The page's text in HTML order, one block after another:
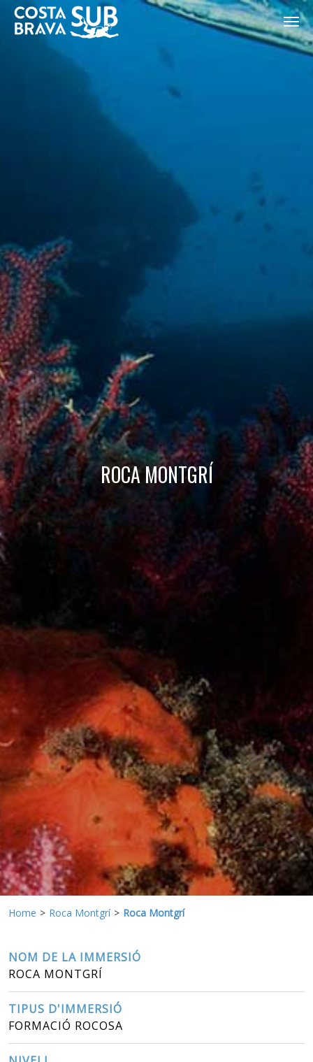
EN
ROCA MONTGRÍ
Home Roca Montgrí Roca Montgrí
NOM DE LA IMMERSIÓ
ROCA MONTGRÍ
TIPUS D'IMMERSIÓ
FORMACIÓ ROCOSA
Modificar cookies
Tècniques i funcionals
Aquest lloc web utilitza cookies pròpies per recopilar
informació amb la finalitat de millorar els nostres serveis.
Si continua navegant, suposa l'acceptació de la instal·lació
de les mateixes. L'usuari té la possibilitat de configurar el
navegador podent, si així ho desitja, impedir que siguin
instal·lades al disc dur, encara que haurà de tenir en
compte que aquesta acció podrà ocasionar dificultats de
navegació de la pàgina web.
Analítiques i personalització
Permeten fer el seguiment i l'anàlisi del comportament
dels usuaris d'aquest lloc web. La informació recollida
mitjançant aquest tipus de cookies s'utilitza en el
mesurament de l'activitat del web per a l'elaboració de
perfils de navegació dels usuaris per introduir millores en
funció de l'anàlisi de les dades d'ús que fan els usuaris del
servei. Permeten desar la informació de preferència de
l'usuari per millorar la qualitat dels nostres serveis i oferir
una millor experiència a través de productes recomanats.
Aquestes cookies són utilitzades per emmagatzemar
informació sobre les preferències i les eleccions personals
de l'usuari a través de l'observació continuada dels seus
hàbits de navegació. Gràcies a elles, podem conèixer els
hàbits de navegació al lloc web i mostrar publicitat
relacionada amb el perfil de navegació de l'usuari.